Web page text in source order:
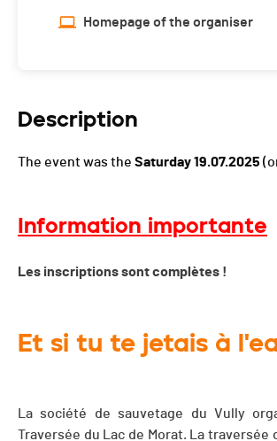
Homepage of the organiser
Description
The event was the Saturday 19.07.2025
Information importante
Les inscriptions sont complètes !
Et si tu te jetais à
La société de sauvetage du Vully
Traversée du Lac de Morat. La traversée